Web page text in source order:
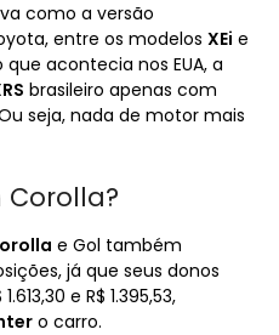
como a versão
entre os modelos XEi e
acontecia nos EUA, a
brasileiro apenas com
seja, nada de motor mais
Corolla?
e Gol também
já que seus donos
e R$ 1.395,53,
o carro.